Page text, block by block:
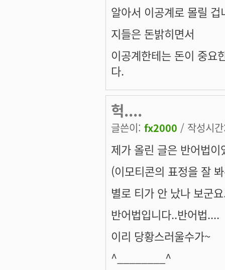
알아서 이공계로 몰릴 겁
지들은 돈밝히면서
이공계한테는 돈이 중요
다.
헉....
글쓴이: fx2000 / 작성시
제가 올린 글은 반어법이
(이모티콘의 표정을 잘
별로 티가 안 났나 보군
반어법입니다..반어법....
이리 당황스러울수가~
^________^